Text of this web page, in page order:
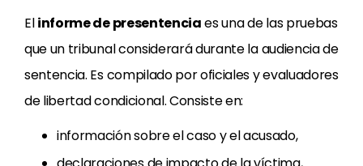
Elinforme de presentenciaes una de las pruebas
que un tribunal considerará durante la audiencia de
sentencia. Es compilado por oficiales y evaluadores
de libertad condicional. Consiste en:
información sobre el caso y el acusado,